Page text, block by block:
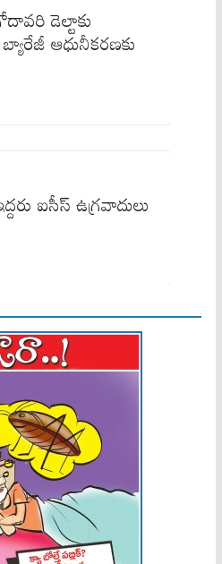
డెల్టాకు
ఆధునీకరణకు
ఐసీస్‌ ఉగ్రవాదులు